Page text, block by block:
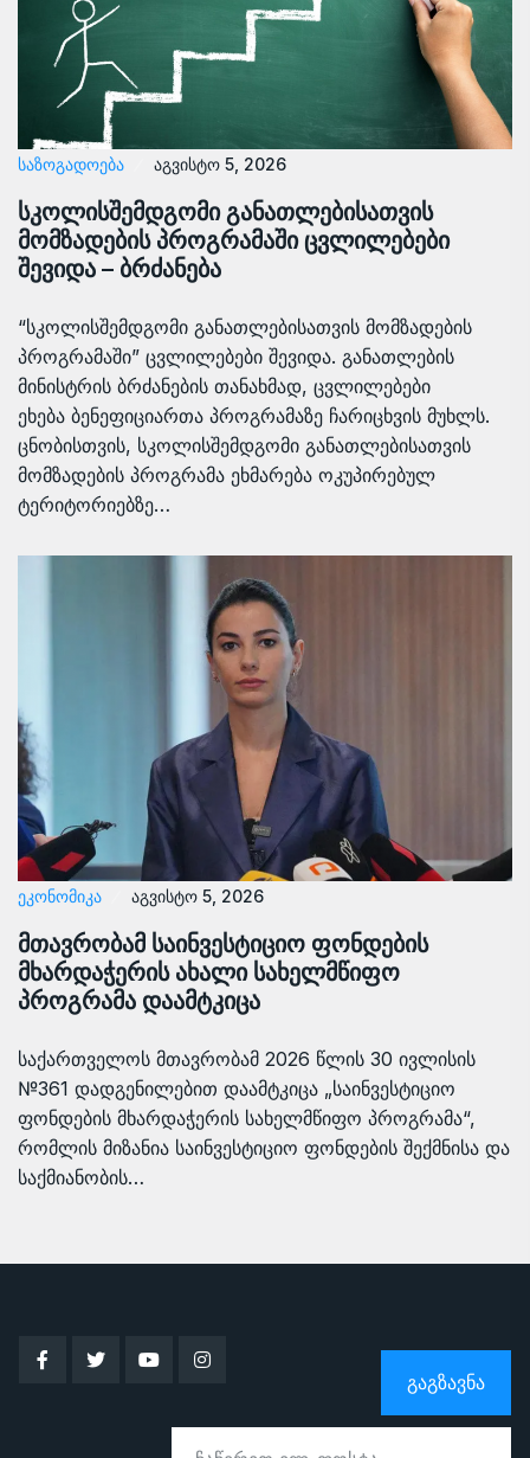
ᲡᲐᲖᲝᲒᲐᲓᲝᲔᲑᲐ აგვისტო 5, 2026
სკოლისშემდგომი განათლებისათვის
მომზადების პროგრამაში ცვლილებები
შევიდა – ბრძანება
“სკოლისშემდგომი განათლებისათვის მომზადების
პროგრამაში” ცვლილებები შევიდა. განათლების
მინისტრის ბრძანების თანახმად, ცვლილებები
ეხება ბენეფიციართა პროგრამაზე ჩარიცხვის მუხლს.
ცნობისთვის, სკოლისშემდგომი განათლებისათვის
მომზადების პროგრამა ეხმარება ოკუპირებულ
ტერიტორიებზე…
ᲔᲙᲝᲜᲝᲛᲘᲙᲐ აგვისტო 5, 2026
მთავრობამ საინვესტიციო ფონდების
მხარდაჭერის ახალი სახელმწიფო
პროგრამა დაამტკიცა
საქართველოს მთავრობამ 2026 წლის 30 ივლისის
№361 დადგენილებით დაამტკიცა „საინვესტიციო
ფონდების მხარდაჭერის სახელმწიფო პროგრამა“,
რომლის მიზანია საინვესტიციო ფონდების შექმნისა და
საქმიანობის…
ᲒᲐᲒᲖᲐᲕᲜᲐ